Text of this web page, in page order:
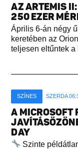
AZ ARTEMIS II:
250 EZER
Április 6-án négy
keretében az
teljesen eltűntek a
SZÍNES SZERDA
A MICROSOFT
DAY
Szinte